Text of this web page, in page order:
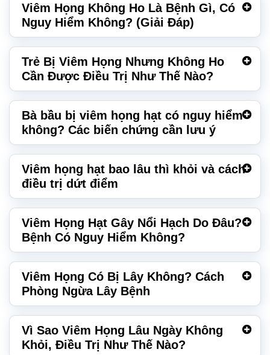
Viêm Họng Không Ho Là Bệnh Gì, Có
Nguy Hiểm Không? (Giải Đáp)
Trẻ Bị Viêm Họng Nhưng Không Ho
Cần Được Điều Trị Như Thế Nào?
Bà bầu bị viêm họng hạt có nguy hiểm
không? Các biến chứng cần lưu ý
Viêm họng hạt bao lâu thì khỏi và cách
điều trị dứt điểm
Viêm Họng Hạt Gây Nổi Hạch Do Đâu?
Bệnh Có Nguy Hiểm Không?
Viêm Họng Có Bị Lây Không? Cách
Phòng Ngừa Lây Bệnh
Vì Sao Viêm Họng Lâu Ngày Không
Khỏi, Điều Trị Như Thế Nào?